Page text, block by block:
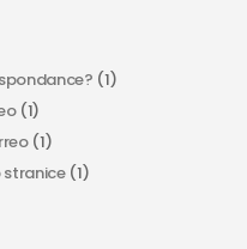
(1)
(1)
(1)
stranice(1)